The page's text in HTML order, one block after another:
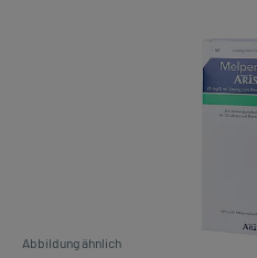
Abbildung ähnlich